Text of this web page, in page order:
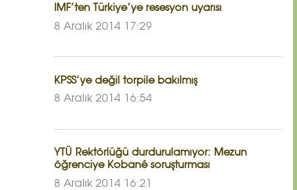
IMF’ten Türkiye’ye resesyon uyarısı
8 Aralık 2014 17:29
KPSS’ye değil torpile bakılmış
8 Aralık 2014 16:54
YTÜ Rektörlüğü durdurulamıyor: Mezun
öğrenciye Kobané soruşturması
8 Aralık 2014 16:21